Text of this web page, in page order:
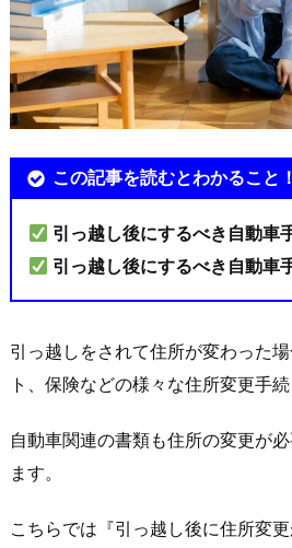
この記事を読むとわかること！
引っ越し後にするべき自動車
引っ越し後にするべき自動車
引っ越しをされて住所が変わった
ト、保険などの様々な住所変更手
自動車関連の書類も住所の変更が
ます。
こちらでは『引っ越し後に住所変